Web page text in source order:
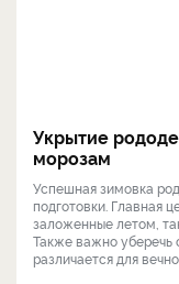
Укрытие
морозам
Успешная зимовка
подготовки. Главная
заложенные летом,
Также важно уберечь
различается для